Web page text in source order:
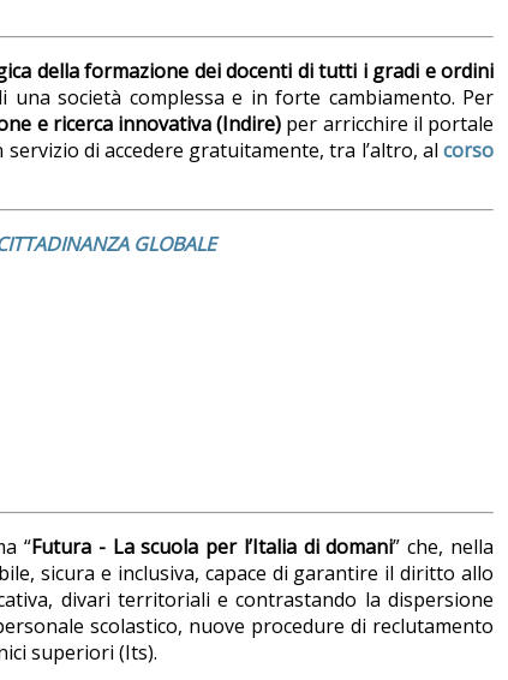
della formazione dei docenti di tutti i gradi e ordini
società complessa e in forte cambiamento. Per
e ricerca innovativa (Indire) per arricchire il portale
di accedere gratuitamente, tra l’altro, alcorso
GLOBALE
“Futura - La scuola per l’Italia di domani” che, nella
sicura e inclusiva, capace di garantire il diritto allo
divari territoriali e contrastando la dispersione
scolastico, nuove procedure di reclutamento
superiori (Its).